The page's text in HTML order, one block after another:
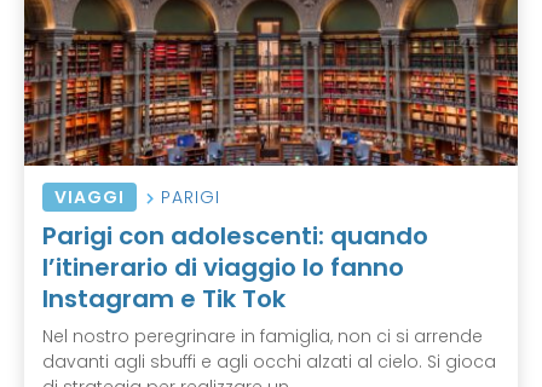
VIAGGI PARIGI
Parigi con adolescenti: quando
l’itinerario di viaggio lo fanno
Instagram e Tik Tok
Nel nostro peregrinare in famiglia, non ci si arrende
davanti agli sbuffi e agli occhi alzati al cielo. Si gioca